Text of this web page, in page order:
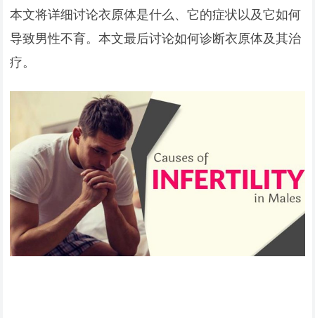
本文将详细讨论衣原体是什么、它的症状以及它如何
导致男性不育。本文最后讨论如何诊断衣原体及其治
疗。